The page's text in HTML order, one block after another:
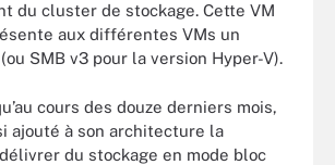
du cluster de stockage. Cette VM
aux différentes VMs un
SMB v3 pour la version Hyper-V).
cours des douze derniers mois,
ajouté à son architecture la
du stockage en mode bloc